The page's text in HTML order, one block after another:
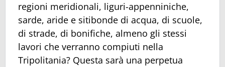
regioni meridionali, liguri-appenniniche,
sarde, aride e sitibonde di acqua, di scuole,
di strade, di bonifiche, almeno gli stessi
lavori che verranno compiuti nella
Tripolitania? Questa sarà una perpetua